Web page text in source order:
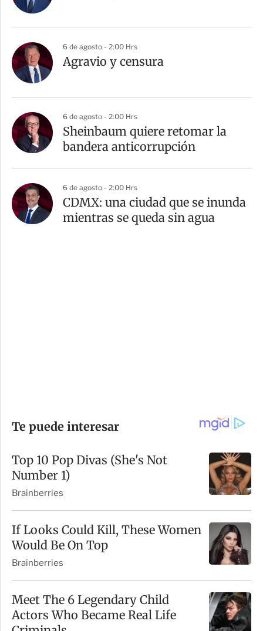
6 de agosto - 2:00 Hrs
Agravio y censura
6 de agosto - 2:00 Hrs
Sheinbaum quiere retomar la
bandera anticorrupción
6 de agosto - 2:00 Hrs
CDMX: una ciudad que se inunda
mientras se queda sin agua